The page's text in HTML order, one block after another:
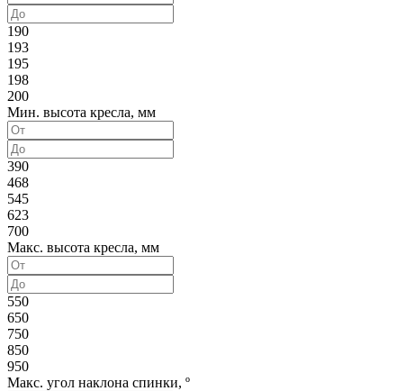
190
193
195
198
200
Мин. высота кресла, мм
390
468
545
623
700
Макс. высота кресла, мм
550
650
750
850
950
Макс. угол наклона спинки, º